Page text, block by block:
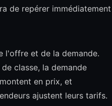
de repérer immédiatement
l'offre et de la demande.
classe, la demande
en prix, et
ajustent leurs tarifs.